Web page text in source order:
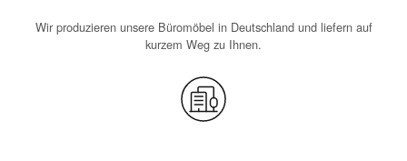
Wir produzieren unsere Büromöbel in Deutschland und liefern auf
kurzem Weg zu Ihnen.